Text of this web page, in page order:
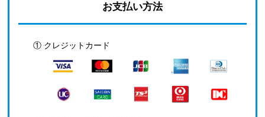
お支払い方法
① クレジットカード